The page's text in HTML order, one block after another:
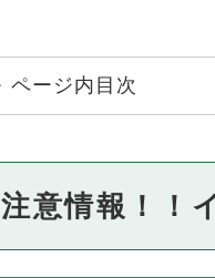
ページ内目次
注意情報！！